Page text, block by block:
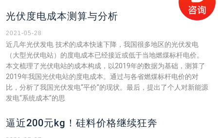
光伏度电成本测算与分析
2021-05-28
近几年光伏发电 技术的成本快速下降，我国很多地区的光伏发电
（大型光伏电站）的度电成本已经接近或低于当地燃煤标杆电价。
本文梳理了光伏电站的成本构成，以2019年的数据为基础，测算了
2019年我国光伏电站的度电成本。通过与各省燃煤标杆电价的对
比，分析了我国光伏发电“平价”的现状。最后，提出了个人对新能源
发电“系统成本”的思
逼近200元kg！硅料价格继续狂奔